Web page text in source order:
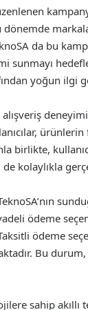
dönemde
da bu
sunmayı
yoğun ilgi
birlikte,
kolaylıkla
ödeme
ödeme
Bu
sahip akıllı